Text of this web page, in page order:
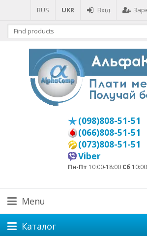
RUS UKR Вхід
(098)808-51-51
(066)808-51-51
(073)808-51-51
Viber
Пн-Пт 10:00-18:00 Сб
Menu
Каталог